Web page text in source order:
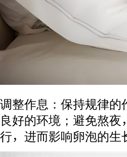
调整作息：保持规律的
良好的环境；避免熬
行，进而影响卵泡的生